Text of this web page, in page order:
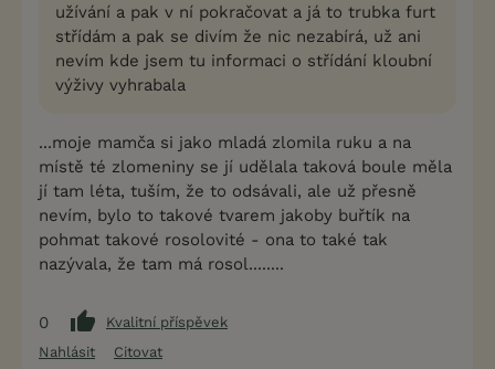
užívání a pak v ní pokračovat a já to trubka furt
střídám a pak se divím že nic nezabírá, už ani
nevím kde jsem tu informaci o střídání kloubní
výživy vyhrabala
...moje mamča si jako mladá zlomila ruku a na
místě té zlomeniny se jí udělala taková boule měla
jí tam léta, tuším, že to odsávali, ale už přesně
nevím, bylo to takové tvarem jakoby buřtík na
pohmat takové rosolovité - ona to také tak
nazývala, že tam má rosol........
0
Kvalitní příspěvek
Nahlásit
Citovat